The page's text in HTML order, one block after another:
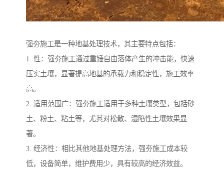
强夯施工是一种地基处理技术，其主要特点包括：
1. 性：强夯施工通过重锤自由落体产生的冲击能，快速
压实土壤，显著提高地基的承载力和稳定性，施工效率
高。
2. 适用范围广：强夯施工适用于多种土壤类型，包括砂
土、粉土、粘土等，尤其对松散、湿陷性土壤效果显
著。
3. 经济性：相比其他地基处理方法，强夯施工成本较
低，设备简单，维护费用少，具有较高的经济效益。